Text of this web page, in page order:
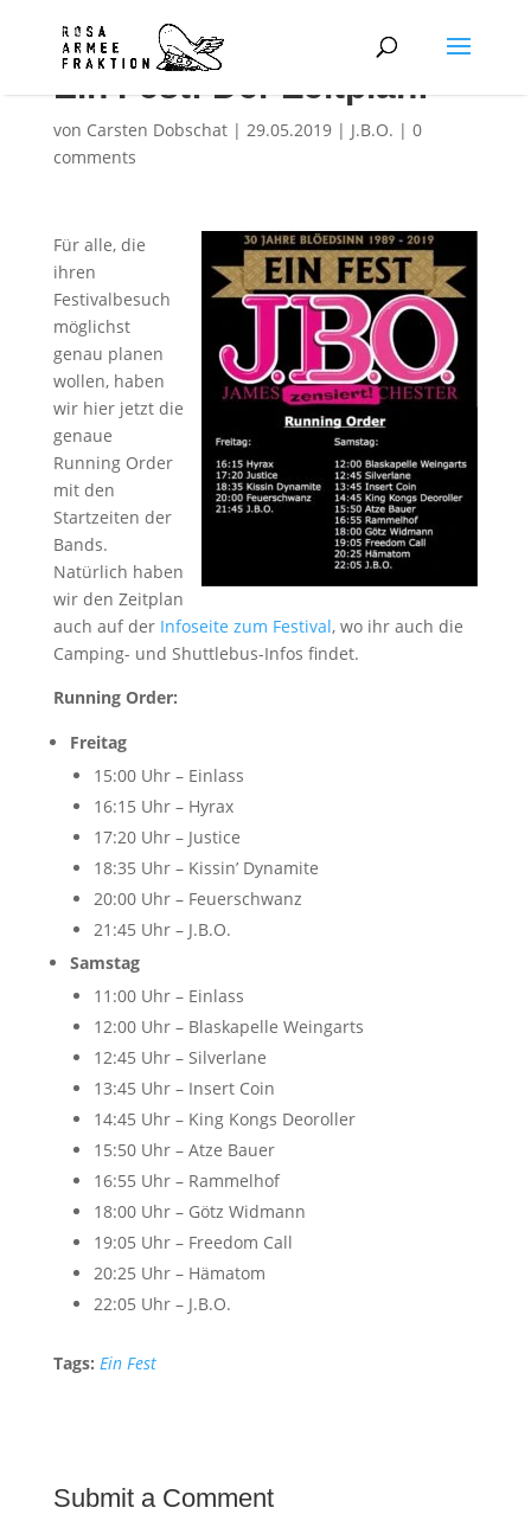
Ein Fest: Der Zeitplan!
von Carsten Dobschat| 29.05.2019| J.B.O. | 0
comments
Für alle, die
ihren
Festivalbesuch
möglichst
genau planen
wollen, haben
wir hier jetzt die
genaue
Running Order
mit den
Startzeiten der
Bands.
Natürlich haben
wir den Zeitplan
auch auf der Infoseite zum Festival, wo ihr auch die
Camping- und Shuttlebus-Infos findet.
Running Order:
Freitag
15:00 Uhr – Einlass
16:15 Uhr – Hyrax
17:20 Uhr – Justice
18:35 Uhr – Kissin’ Dynamite
20:00 Uhr – Feuerschwanz
21:45 Uhr – J.B.O.
Samstag
11:00 Uhr – Einlass
12:00 Uhr – Blaskapelle Weingarts
12:45 Uhr – Silverlane
13:45 Uhr – Insert Coin
14:45 Uhr – King Kongs Deoroller
15:50 Uhr – Atze Bauer
16:55 Uhr – Rammelhof
18:00 Uhr – Götz Widmann
19:05 Uhr – Freedom Call
20:25 Uhr – Hämatom
22:05 Uhr – J.B.O.
Tags: Ein Fest
Submit a Comment